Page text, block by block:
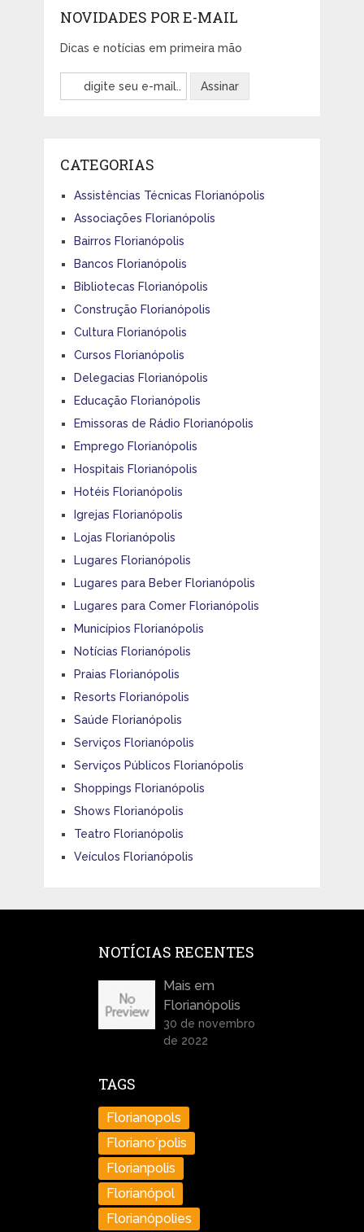
NOVIDADES POR E-MAIL
Dicas e notícias em primeira mão
CATEGORIAS
Assistências Técnicas Florianópolis
Associações Florianópolis
Bairros Florianópolis
Bancos Florianópolis
Bibliotecas Florianópolis
Construção Florianópolis
Cultura Florianópolis
Cursos Florianópolis
Delegacias Florianópolis
Educação Florianópolis
Emissoras de Rádio Florianópolis
Emprego Florianópolis
Hospitais Florianópolis
Hotéis Florianópolis
Igrejas Florianópolis
Lojas Florianópolis
Lugares Florianópolis
Lugares para Beber Florianópolis
Lugares para Comer Florianópolis
Municípios Florianópolis
Notícias Florianópolis
Praias Florianópolis
Resorts Florianópolis
Saúde Florianópolis
Serviços Florianópolis
Serviços Públicos Florianópolis
Shoppings Florianópolis
Shows Florianópolis
Teatro Florianópolis
Veículos Florianópolis
NOTÍCIAS RECENTES
Mais em
Florianópolis
30 de novembro
de 2022
TAGS
Florianopols
Floriano´polis
Florianpolis
Florianópol
Florianópolies